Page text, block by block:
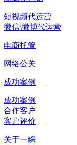
短视频代运营
微信\微博代运营
电商托管
网络公关
成功案例
成功案例
合作客户
客户评价
关于一瞬